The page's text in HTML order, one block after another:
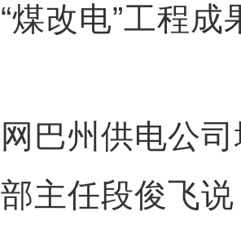
煤改电”工程
州供电公司
主任段俊飞